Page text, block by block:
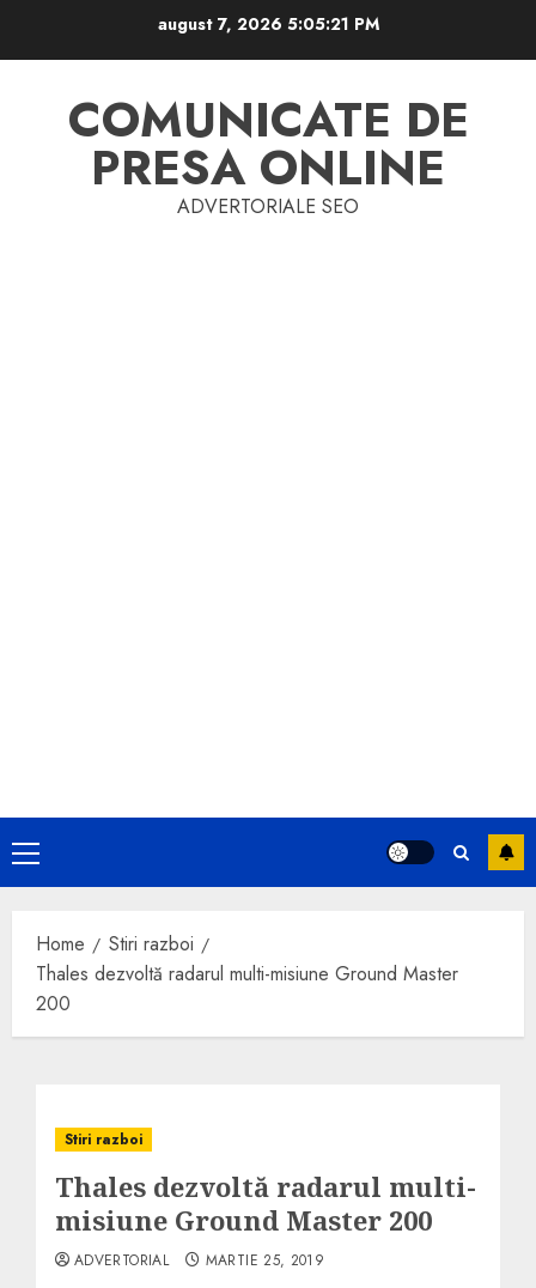
august 7, 2026 5:05:22 PM
COMUNICATE DE
PRESA ONLINE
ADVERTORIALE SEO
Primary
Menu
Home
Stiri razboi
Thales dezvoltă radarul multi-misiune Ground Master
200
Stiri razboi
Thales dezvoltă radarul multi-
misiune Ground Master 200
ADVERTORIAL MARTIE 25, 2019